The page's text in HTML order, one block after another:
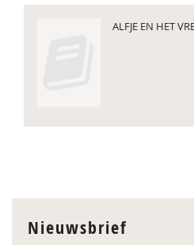
ALFJE EN HET
Nieuwsbrief